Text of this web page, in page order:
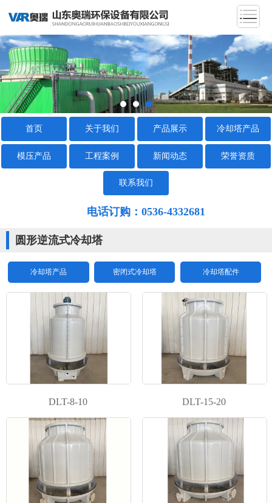
首页 关于我们 产品展示 冷却塔产品
模压产品 工程案例 新闻动态 荣誉资质
联系我们
电话订购：0536-4332681
圆形逆流式冷却塔
冷却塔产品 密闭式冷却塔 冷却塔配件
DLT-8-10 DLT-15-20